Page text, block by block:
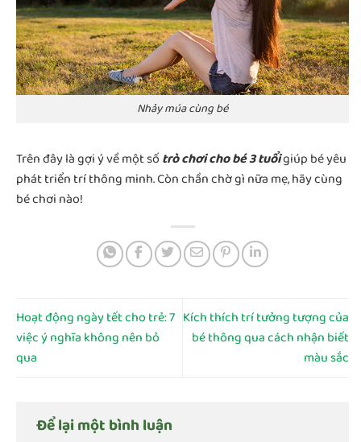
Nhảy múa cùng bé
Trên đây là gợi ý về một số trò chơi cho bé 3 tuổigiúp bé yêu
phát triển trí thông minh. Còn chần chờ gì nữa mẹ, hãy cùng
bé chơi nào!
Hoạt động ngày tết cho trẻ: 7
việc ý nghĩa không nên bỏ
qua
Kích thích trí tưởng tượng của
bé thông qua cách nhận biết
màu sắc
Để lại một bình luận